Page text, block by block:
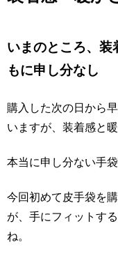
いまのところ、装
もに申し分なし
購入した次の日から
いますが、装着感と
本当に申し分ない手
今回初めて皮手袋を
が、手にフィットす
ね。